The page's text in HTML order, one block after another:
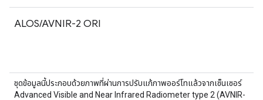
ALOS/AVNIR-2 ORI
ชุดข้อมูลนี้ประกอบด้วยภาพที่ผ่านการปรับแก้ภาพออร์โทแล้วจากเซ็นเซอร์
Advanced Visible and Near Infrared Radiometer type 2 (AVNIR-